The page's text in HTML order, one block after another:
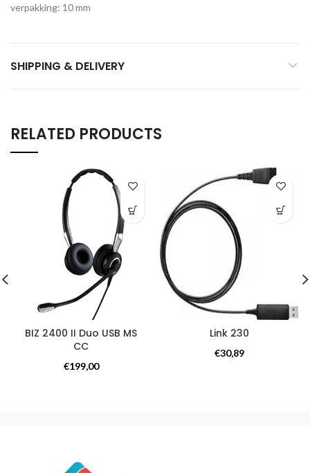
verpakking: 10 mm
SHIPPING & DELIVERY
RELATED PRODUCTS
BIZ 2400 II Duo USB MS
CC
Overige producten
€199,00
Link 230
Overige producten
€30,89